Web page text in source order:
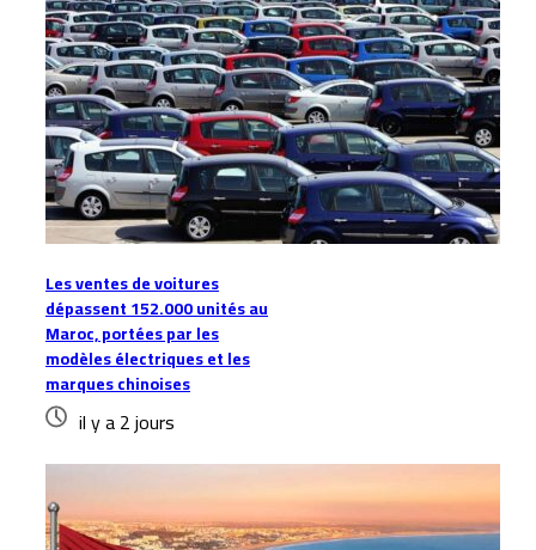
Les ventes de voitures
dépassent 152.000 unités au
Maroc, portées par les
modèles électriques et les
marques chinoises
il y a 2 jours